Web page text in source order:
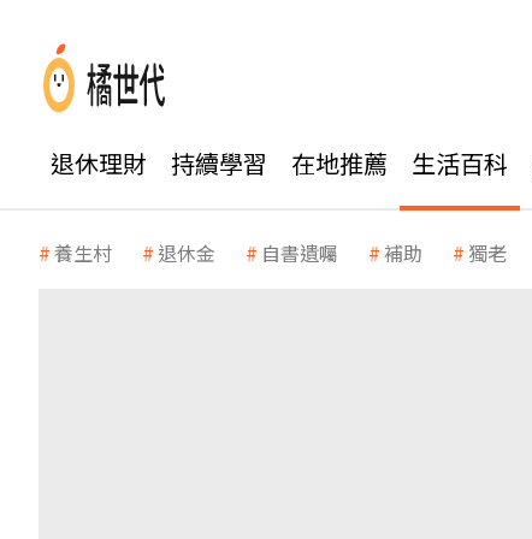
退休理財 持續學習 在地推薦 生活百科
養生村 退休金 自書遺囑 補助 獨老